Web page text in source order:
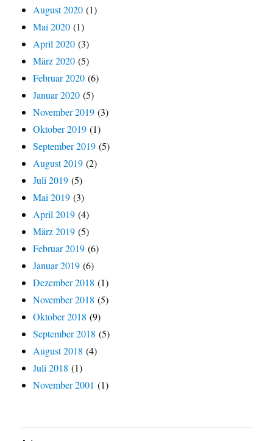
August 2020 (1)
Mai 2020 (1)
April 2020 (3)
März 2020 (5)
Februar 2020 (6)
Januar 2020 (5)
November 2019 (3)
Oktober 2019 (1)
September 2019 (5)
August 2019 (2)
Juli 2019 (5)
Mai 2019 (3)
April 2019 (4)
März 2019 (5)
Februar 2019 (6)
Januar 2019 (6)
Dezember 2018 (1)
November 2018 (5)
Oktober 2018 (9)
September 2018 (5)
August 2018 (4)
Juli 2018 (1)
November 2001 (1)